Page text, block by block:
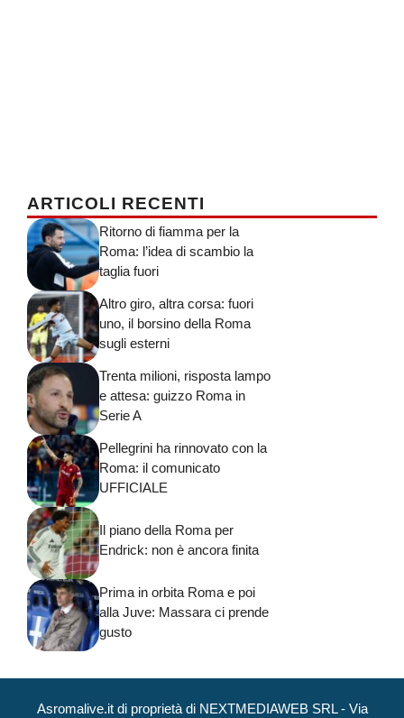
ARTICOLI RECENTI
Ritorno di fiamma per la
Roma: l’idea di scambio la
taglia fuori
Altro giro, altra corsa: fuori
uno, il borsino della Roma
sugli esterni
Trenta milioni, risposta lampo
e attesa: guizzo Roma in
Serie A
Pellegrini ha rinnovato con la
Roma: il comunicato
UFFICIALE
Il piano della Roma per
Endrick: non è ancora finita
Prima in orbita Roma e poi
alla Juve: Massara ci prende
gusto
Asromalive.it di proprietà di NEXTMEDIAWEB SRL - Via